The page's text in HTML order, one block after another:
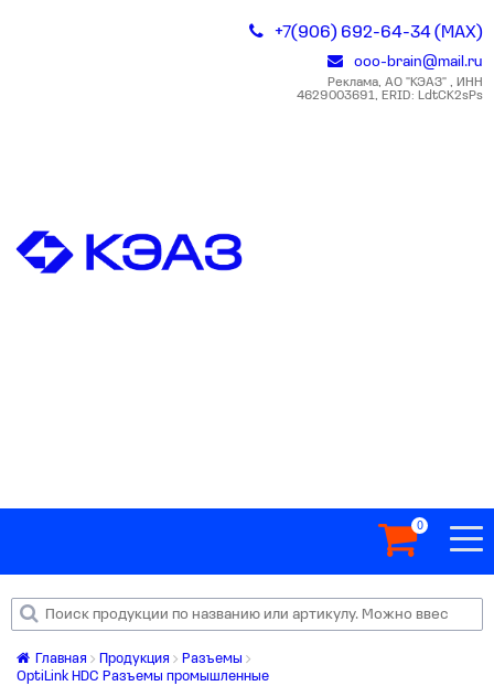
+7(906) 692-64-34 (MAX)
ooo-brain@mail.ru
Реклама, АО "КЭАЗ" , ИНН
4629003691, ERID: LdtCK2sPs
0
Главная Продукция
Разъемы
OptiLink HDC Разъемы промышленные